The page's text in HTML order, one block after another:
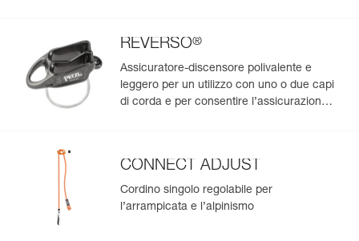
Garanzia : 3 anni
Confezione : 1
REVERSO®
Assicuratore-discensore polivalente e
leggero per un utilizzo con uno o due capi
di corda e per consentire l’assicurazione
CONNECT ADJUST
Cordino singolo regolabile per
l’arrampicata e l’alpinismo